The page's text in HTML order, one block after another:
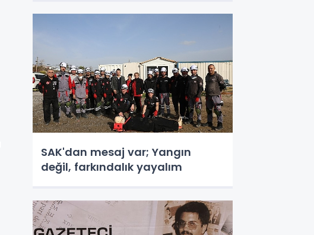
SAK'dan mesaj var; Yangın
değil, farkındalık yayalım